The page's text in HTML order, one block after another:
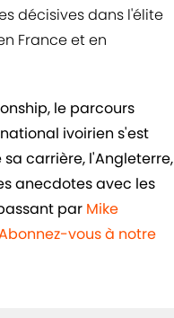
décisives dans l'élite
France et en
le parcours
ivoirien s'est
carrière, l'Angleterre,
anecdotes avec les
par Mike
vous à notre